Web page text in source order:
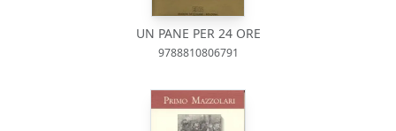
UN PANE PER 24 ORE
9788810806791